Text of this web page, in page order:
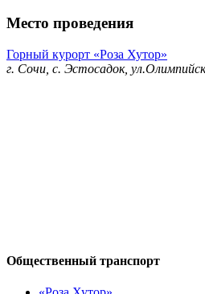
Место проведения
Горный курорт «Роза Хутор»
г. Сочи, с. Эстосадок,
Общественный транспорт